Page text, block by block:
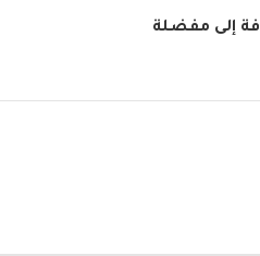
إلى مفضلة